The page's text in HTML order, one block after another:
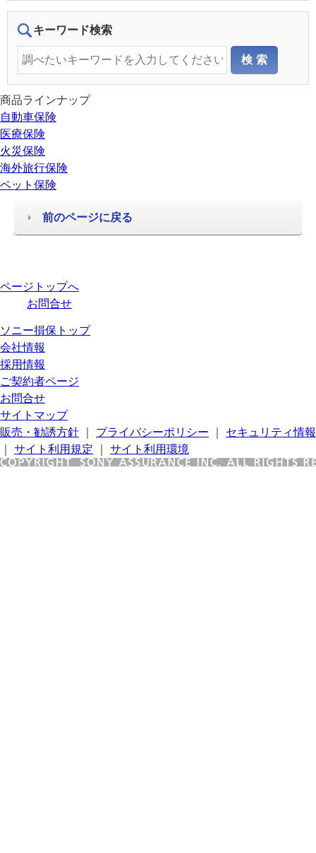
キーワード検索
商品ラインナップ
自動車保険
医療保険
火災保険
海外旅行保険
ペット保険
前のページに戻る
ページトップへ
お問合せ
ソニー損保トップ
会社情報
採用情報
ご契約者ページ
お問合せ
サイトマップ
販売・勧誘方針
プライバシーポリシー
セキュリティ情報
サイト利用規定 サイト利用環境